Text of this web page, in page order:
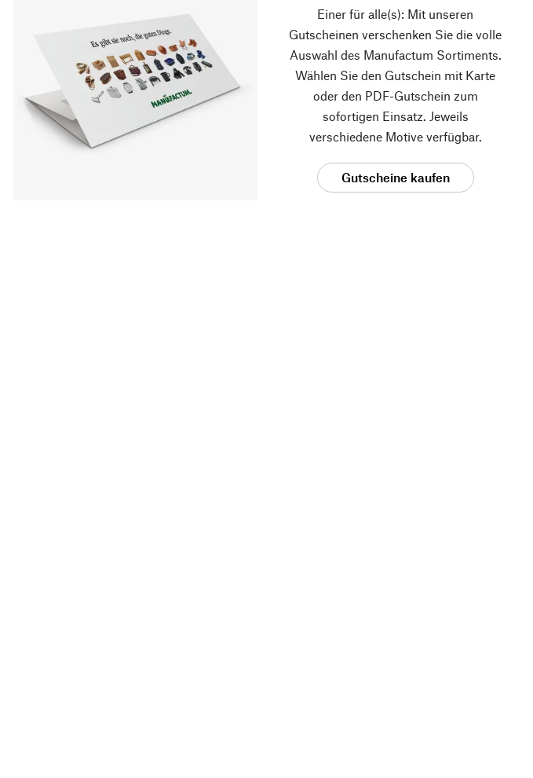
Einer für alle(s): Mit unseren
Gutscheinen verschenken Sie die volle
Auswahl des Manufactum Sortiments.
Wählen Sie den Gutschein mit Karte
oder den PDF-Gutschein zum
sofortigen Einsatz. Jeweils
verschiedene Motive verfügbar.
Gutscheine kaufen